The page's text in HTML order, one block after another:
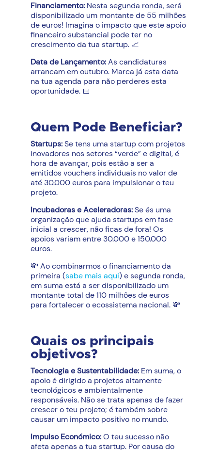
Financiamento:Nesta segunda ronda, será
disponibilizado um montante de 55 milhões
de euros! Imagina o impacto que este apoio
financeiro substancial pode ter no
crescimento da tua startup. 📈
Data de Lançamento:As candidaturas
arrancam em outubro. Marca já esta data
na tua agenda para não perderes esta
oportunidade. 📅
Quem Pode Beneficiar?
Startups:Se tens uma startup com projetos
inovadores nos setores “verde” e digital, é
hora de avançar, pois estão a ser a
emitidos vouchers individuais no valor de
até 30.000 euros para impulsionar o teu
projeto.
Incubadoras e Aceleradoras:Se és uma
organização que ajuda startups em fase
inicial a crescer, não ficas de fora! Os
apoios variam entre 30.000 e 150.000
euros.
💸 Ao combinarmos o financiamento da
primeira (sabe mais aqui) e segunda ronda,
em suma está a ser disponibilizado um
montante total de 110 milhões de euros
para fortalecer o ecossistema nacional. 💸
Quais os principais
objetivos?
Tecnologia e Sustentabilidade: Em suma, o
apoio é dirigido a projetos altamente
tecnológicos e ambientalmente
responsáveis. Não se trata apenas de fazer
crescer o teu projeto; é também sobre
causar um impacto positivo no mundo.
Impulso Económico:O teu sucesso não
afeta apenas a tua startup. Por causa do